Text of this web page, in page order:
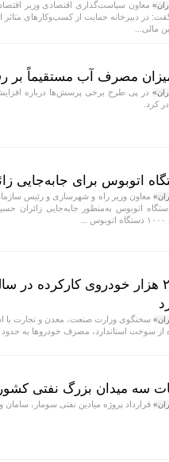
معاون سیاست‌گذاری اقتصادی وزیر
گفت: در دبیرخانه حمایت از کسب‌وکار‌های
مالی...
مصرف آب مستقیماً بر
در پی طرح برخی پرسش‌ها درباره
کرد.
معاون وزیر راه و شهرسازی و رئیس
۷۳۸۰ دستگاه اتوبوس به‌منظور جابه‌جایی
سخنگوی وزارت صنعت، معدن و تجارت با
استاندارد، مصرف خودرو‌ها به حدود ۷.۲ لیتر در ۱۰۰ کیلومتر می‌رسد.
سه میدان بزرگ نفتی
قرارداد پروژه میادین نفتی سومار،